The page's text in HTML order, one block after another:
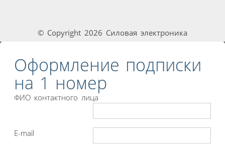
© Copyright 2026 Силовая электроника
Оформление подписки
на 1 номер
ФИО контактного лица
E-mail